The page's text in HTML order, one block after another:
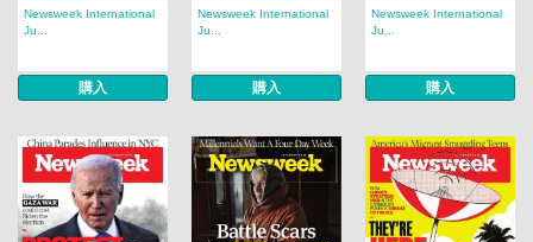
Newsweek International
Ju...
購入
Newsweek International
Ju...
購入
Newsweek International
Ju...
購入